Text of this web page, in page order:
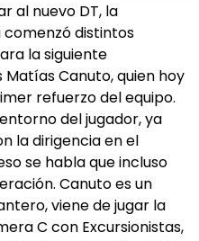
al nuevo DT, la
comenzó distintos
la siguiente
Canuto, quien hoy
refuerzo del equipo.
del jugador, ya
la dirigencia en el
se habla que incluso
Canuto es un
viene de jugar la
C con Excursionistas,